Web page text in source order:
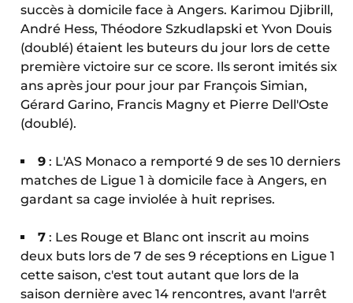
succès à domicile face à Angers. Karimou Djibrill,
André Hess, Théodore Szkudlapski et Yvon Douis
(doublé) étaient les buteurs du jour lors de cette
première victoire sur ce score. Ils seront imités six
ans après jour pour jour par François Simian,
Gérard Garino, Francis Magny et Pierre Dell'Oste
(doublé).
9 : L'AS Monaco a remporté 9 de ses 10 derniers
matches de Ligue 1 à domicile face à Angers, en
gardant sa cage inviolée à huit reprises.
7 : Les Rouge et Blanc ont inscrit au moins
deux buts lors de 7 de ses 9 réceptions en Ligue 1
cette saison, c'est tout autant que lors de la
saison dernière avec 14 rencontres, avant l'arrêt